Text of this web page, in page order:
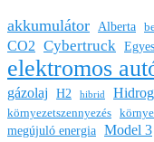
akkumulátor Alberta
CO2 Cybertruck
elektromos
gázolaj H2 hibrid
környezetszennyezés
megújuló energia Model 3